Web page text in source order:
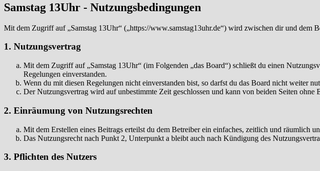
Samstag 13Uhr - Nutzungsbedingungen
Mit dem Zugriff auf „Samstag 13Uhr“ („https://www.samstag13uhr.de“) wird zwischen dir und dem
1. Nutzungsvertrag
Mit dem Zugriff auf „Samstag 13Uhr“ (im Folgenden „das Board“) schließt du einen
Regelungen einverstanden.
Wenn du mit diesen Regelungen nicht einverstanden bist, so darfst du das Board nicht weiter
Der Nutzungsvertrag wird auf unbestimmte Zeit geschlossen und kann von beiden Seiten
2. Einräumung von Nutzungsrechten
Mit dem Erstellen eines Beitrags erteilst du dem Betreiber ein einfaches, zeitlich und räumlich
Das Nutzungsrecht nach Punkt 2, Unterpunkt a bleibt auch nach Kündigung des
3. Pflichten des Nutzers